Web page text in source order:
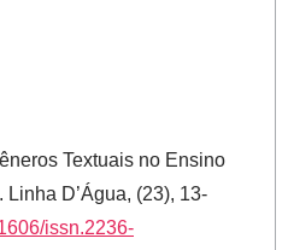
Textuais no Ensino
D’Água, (23), 13-
issn.2236-